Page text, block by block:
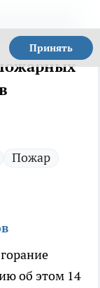
Принять
Пожар
об этом 14